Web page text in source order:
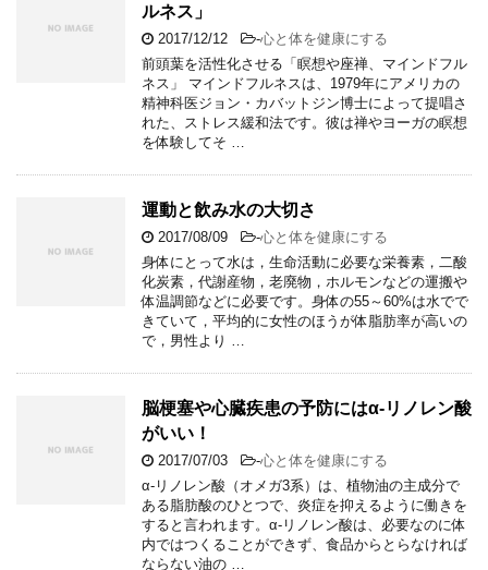
ルネス」
2017/12/12 -心と体を健康にする
前頭葉を活性化させる「瞑想や座禅、マインドフル
ネス」 マインドフルネスは、1979年にアメリカの
精神科医ジョン・カバットジン博士によって提唱さ
れた、ストレス緩和法です。彼は禅やヨーガの瞑想
を体験してそ …
運動と飲み水の大切さ
2017/08/09 -心と体を健康にする
身体にとって水は，生命活動に必要な栄養素，二酸
化炭素，代謝産物，老廃物，ホルモンなどの運搬や
体温調節などに必要です。身体の55～60%は水でで
きていて，平均的に女性のほうが体脂肪率が高いの
で，男性より …
脳梗塞や心臓疾患の予防にはα-リノレン酸
がいい！
2017/07/03 -心と体を健康にする
α-リノレン酸（オメガ3系）は、植物油の主成分で
ある脂肪酸のひとつで、炎症を抑えるように働きを
すると言われます。α-リノレン酸は、必要なのに体
内ではつくることができず、食品からとらなければ
ならない油の …